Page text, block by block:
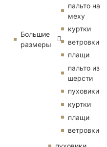
Большие
размеры
пальто на
меху
куртки
ветровки
плащи
пальто из
шерсти
пуховики
куртки
плащи
ветровки